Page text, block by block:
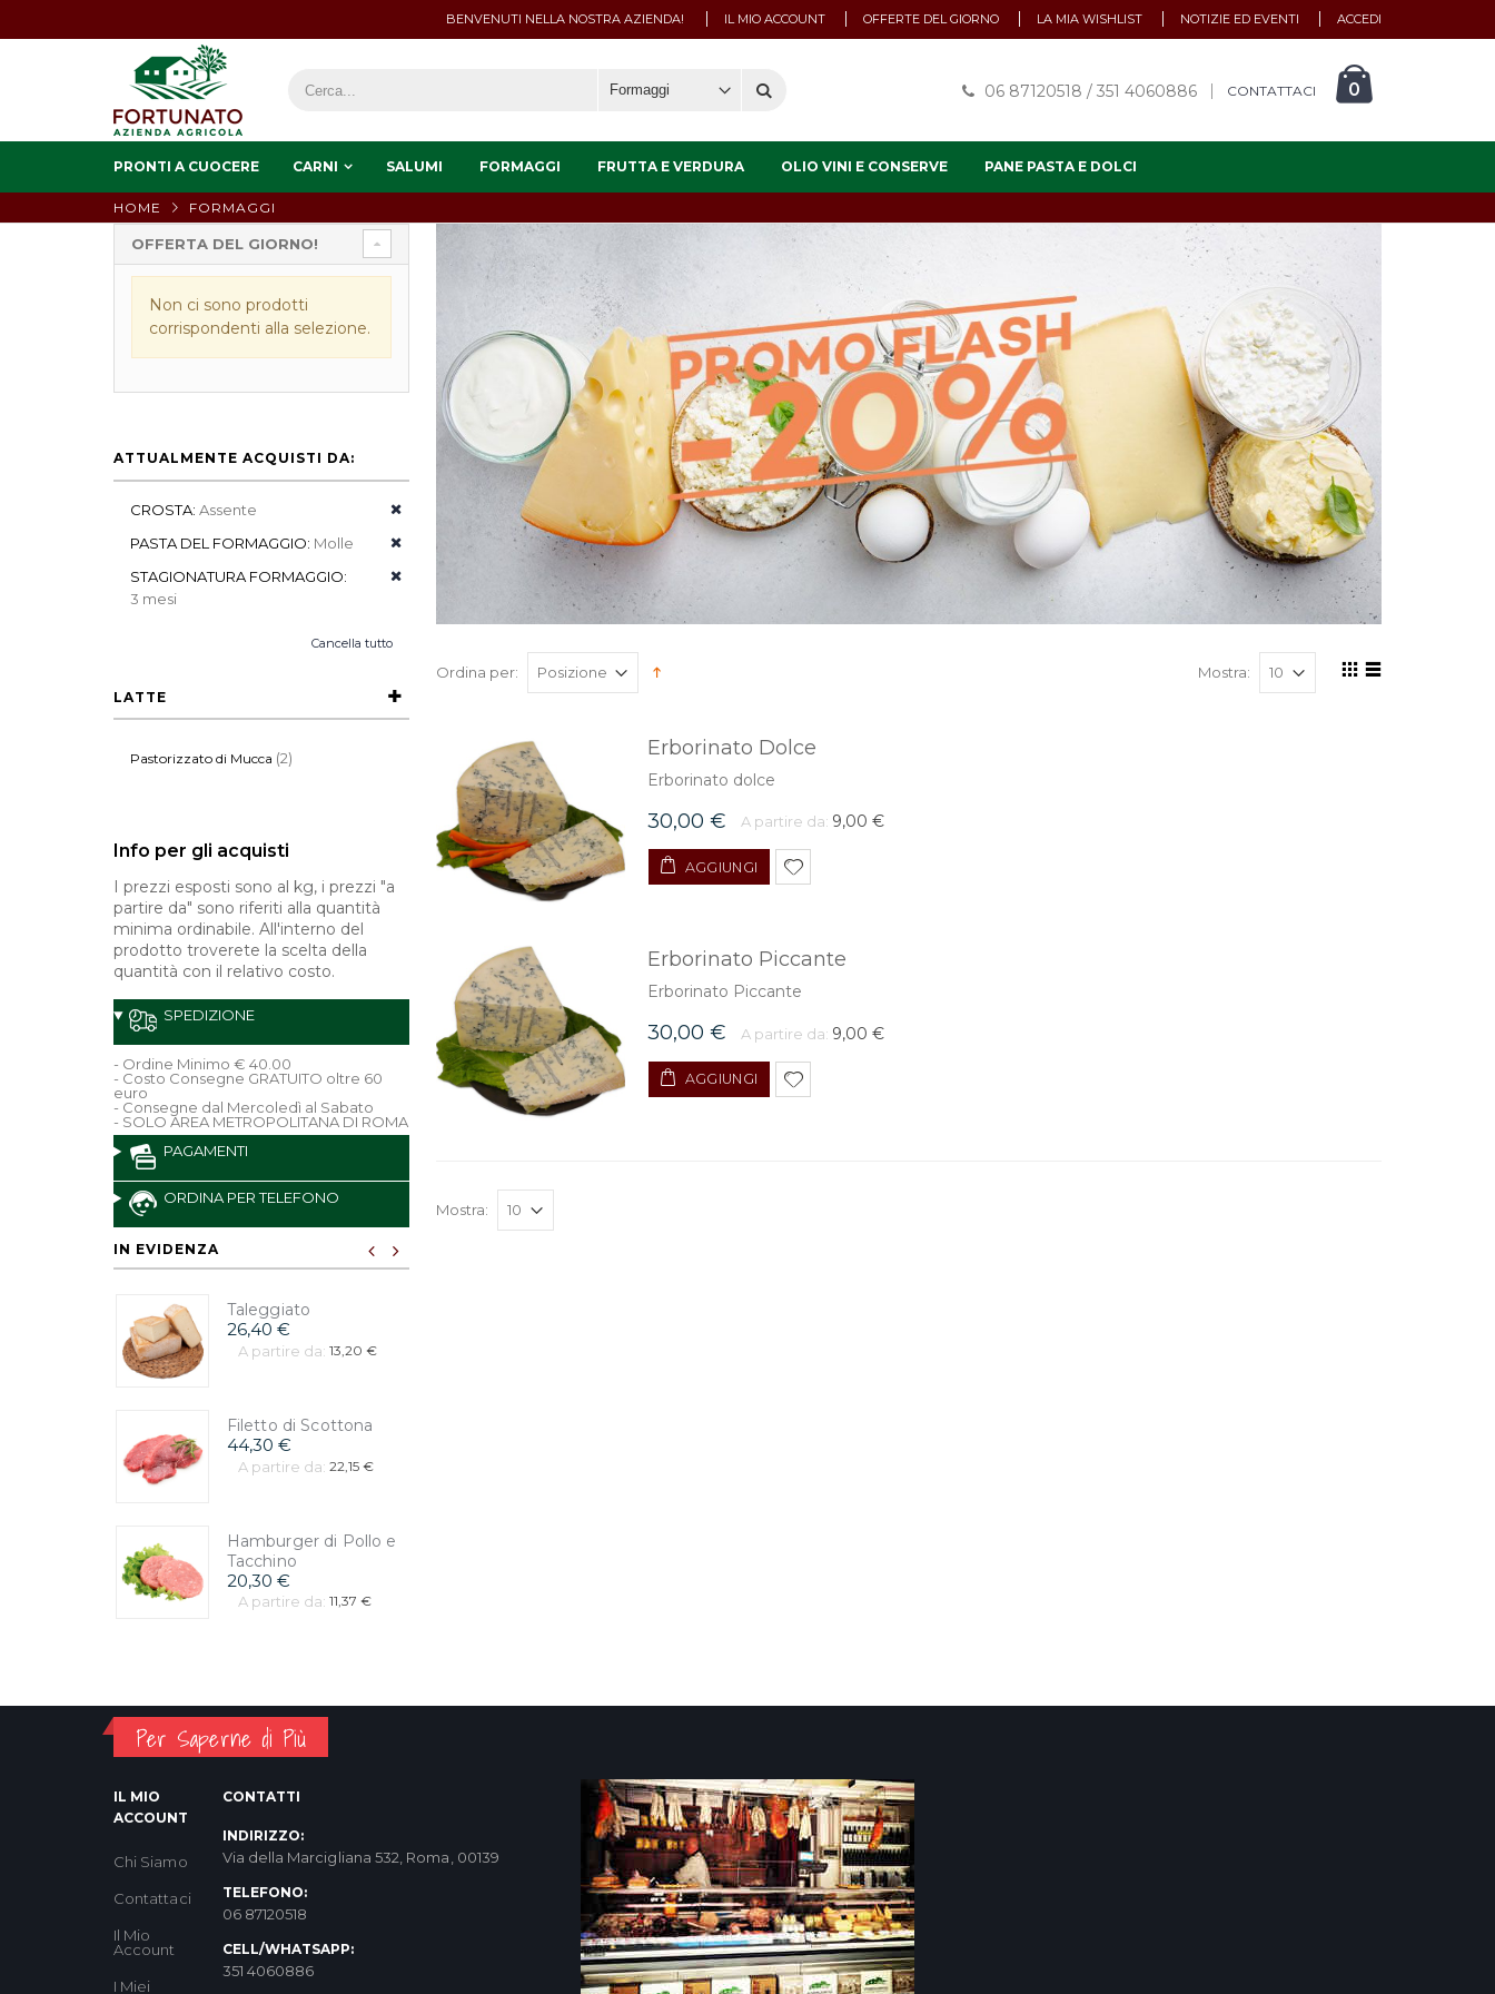
IL MIO ACCOUNT OFFERTE DEL GIORNO LA MIA WISHLIST NOTIZIE ED EVENTI ACCEDI
BENVENUTI NELLA NOSTRA AZIENDA!
06 87120518 / 351 4060886 CONTATTACI 0
PRONTI A CUOCERE CARNI SALUMI FORMAGGI FRUTTA E VERDURA OLIO VINI E CONSERVE PANE PASTA E DOLCI
HOME FORMAGGI
Ordina per: Mostra:
Erborinato Dolce
Erborinato dolce
30,00 € A partire da: 9,00 €
AGGIUNGI
Erborinato Piccante
Erborinato Piccante
30,00 € A partire da: 9,00 €
AGGIUNGI
Mostra:
OFFERTA DEL GIORNO!
Non ci sono prodotti
corrispondenti alla selezione.
ATTUALMENTE ACQUISTI DA:
CROSTA: Assente
PASTA DEL FORMAGGIO: Molle
STAGIONATURA FORMAGGIO:
3 mesi
Cancella tutto
LATTE
Pastorizzato di Mucca (2)
Info per gli acquisti
I prezzi esposti sono al kg, i prezzi "a
partire da" sono riferiti alla quantità
minima ordinabile. All'interno del
prodotto troverete la scelta della
quantità con il relativo costo.
SPEDIZIONE
- Ordine Minimo € 40.00
- Costo Consegne GRATUITO oltre 60
euro
- Consegne dal Mercoledì al Sabato
- SOLO AREA METROPOLITANA DI ROMA
PAGAMENTI
ORDINA PER TELEFONO
IN EVIDENZA
Taleggiato
26,40 €
A partire da: 13,20 €
Filetto di Scottona
44,30 €
A partire da: 22,15 €
Hamburger di Pollo e
Tacchino
20,30 €
A partire da: 11,37 €
Per Saperne di Più
IL MIO
ACCOUNT
Chi Siamo
Contattaci
Il Mio
Account
I Miei
CONTATTI
INDIRIZZO:
Via della Marcigliana 532, Roma, 00139
TELEFONO:
06 87120518
CELL/WHATSAPP:
351 4060886